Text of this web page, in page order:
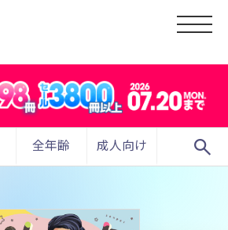
全年齢 成人向け search